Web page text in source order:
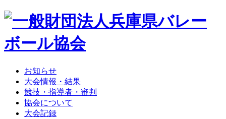
お知らせ
大会情報・結果
競技・指導者・審判
協会について
大会記録